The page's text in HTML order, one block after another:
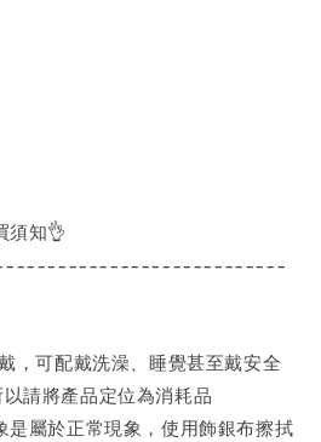
須知👌
，可配戴洗澡、睡覺甚至戴安全
請將產品定位為消耗品
是屬於正常現象，使用飾銀布擦拭